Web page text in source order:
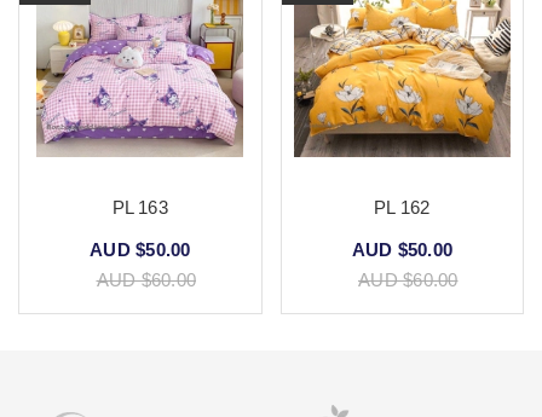
PL 163
AUD $50.00
AUD $60.00
PL 162
AUD $50.00
AUD $60.00